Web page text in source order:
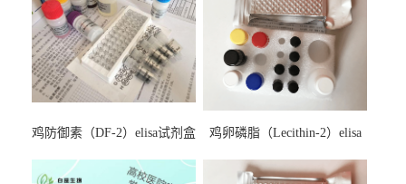
鸡防御素（DF-2）elisa试剂盒
鸡卵磷脂（Lecithin-2）elisa